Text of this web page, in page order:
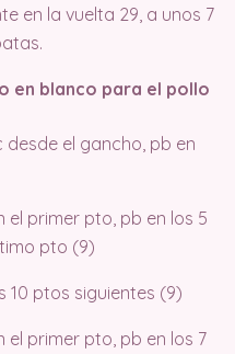
en la vuelta 29, a unos 7
en blanco para el pollo
desde el gancho, pb en
el primer pto, pb en los 5
pto (9)
10 ptos siguientes (9)
el primer pto, pb en los 7